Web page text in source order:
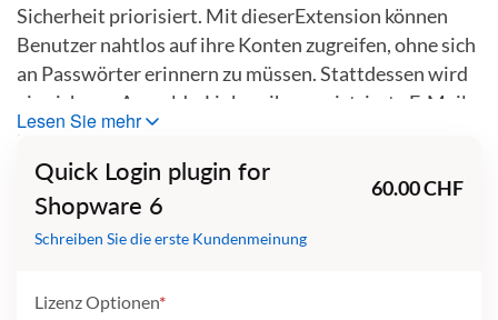
Sicherheit priorisiert. Mit dieserExtension können
Benutzer nahtlos auf ihre Konten zugreifen, ohne sich
an Passwörter erinnern zu müssen. Stattdessen wird
ein sicherer Anmelde-Link an ihre registrierte E-Mail-
Adresse gesendet, was sowohl die Bequemlichkeit als
auch den Datenschutz erhöht.
• Ein-Klick-Zugriff: Einfache Anmeldung! Registrierte
Kunden können ihre Identität authentifizieren, ohne
herumschlagen zu müssen oder sich Sorgen machen
Lesen Sie mehr
Quick Login plugin for
Shopware 6
60.00 CHF
Schreiben Sie die erste Kundenmeinung
Lizenz Optionen